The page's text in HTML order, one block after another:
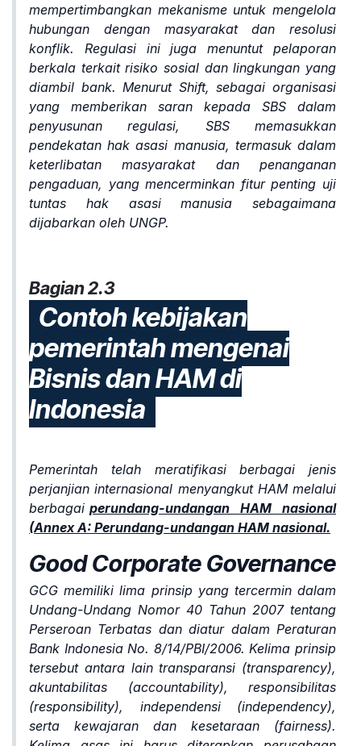
mempertimbangkan mekanisme untuk mengelola
hubungan dengan masyarakat dan resolusi
konflik. Regulasi ini juga menuntut pelaporan
berkala terkait risiko sosial dan lingkungan yang
diambil bank. Menurut Shift, sebagai organisasi
yang memberikan saran kepada SBS dalam
penyusunan regulasi, SBS memasukkan
pendekatan hak asasi manusia, termasuk dalam
keterlibatan masyarakat dan penanganan
pengaduan, yang mencerminkan fitur penting uji
tuntas hak asasi manusia sebagaimana
dijabarkan oleh UNGP.
Bagian 2.3
Contoh kebijakan
pemerintah mengenai
Bisnis dan HAM di
Indonesia
Pemerintah telah meratifikasi berbagai jenis
perjanjian internasional menyangkut HAM melalui
berbagai perundang-undangan HAM nasional
(Annex A: Perundang-undangan HAM nasional.
Good Corporate Governance
GCG memiliki lima prinsip yang tercermin dalam
Undang-Undang Nomor 40 Tahun 2007 tentang
Perseroan Terbatas dan diatur dalam Peraturan
Bank Indonesia No. 8/14/PBI/2006. Kelima prinsip
tersebut antara lain transparansi (transparency),
akuntabilitas (accountability), responsibilitas
(responsibility), independensi (independency),
serta kewajaran dan kesetaraan (fairness).